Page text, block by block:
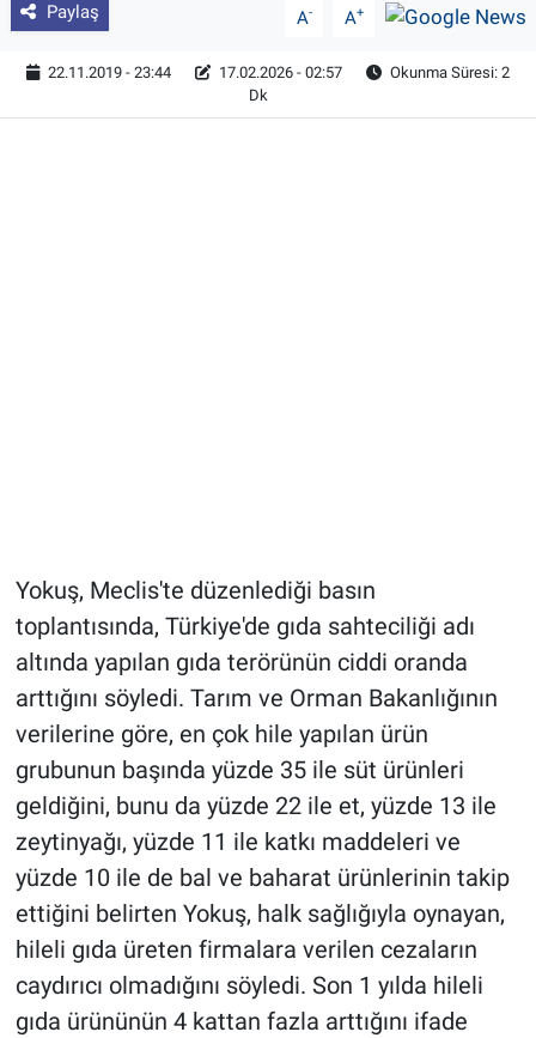
Paylaş A- A+
22.11.2019 - 23:44 17.02.2026 - 02:57
Okunma Süresi: 2
Dk
Yokuş, Meclis'te düzenlediği basın
toplantısında, Türkiye'de gıda sahteciliği adı
altında yapılan gıda terörünün ciddi oranda
arttığını söyledi. Tarım ve Orman Bakanlığının
verilerine göre, en çok hile yapılan ürün
grubunun başında yüzde 35 ile süt ürünleri
geldiğini, bunu da yüzde 22 ile et, yüzde 13 ile
zeytinyağı, yüzde 11 ile katkı maddeleri ve
yüzde 10 ile de bal ve baharat ürünlerinin takip
ettiğini belirten Yokuş, halk sağlığıyla oynayan,
hileli gıda üreten firmalara verilen cezaların
caydırıcı olmadığını söyledi. Son 1 yılda hileli
gıda ürününün 4 kattan fazla arttığını ifade